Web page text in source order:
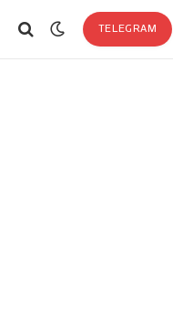
TELEGRAM